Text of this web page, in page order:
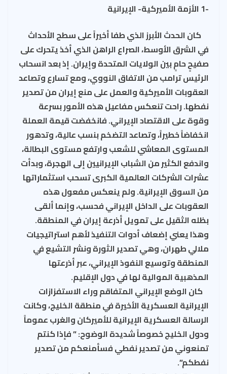
-1 الأزمة الأميركية- الإيرانية
كان الحدث الأبرز الذي طفا أخيراً على سطح الأحداث
في الشرق الأوسط، الصراع الراهن الذي أخذ يتحرك على
صفيحٍ حامٍ بين الولايات المتحدة وإيران. إذ بعد انسحاب
الرئيس ترامب من الاتفاق النووي، ومع تسارع وتصاعد
العقوبات الأميركية والعمل على منع إيران من تصدير
نفطها. راحت تنعكس مفاعيل هذه الأمور بسرعة
وقوة على الاقتصاد الإيراني. فانخفضت قيمة العملة
انخفاضاً خطيراً، وتصاعد التضخم بنسب عالية، وتدهور
المستوى المعاشي للشعب وارتفع مستوى البطالة،
واندفع الكثير من الشباب الإيرانيين إلى الهجرة، وبدأت
عشرات الشركات العالمية الكبرى تسحب استثماراتها
من السوق الإيرانية. ولم ينعكس مفعول هذه
العقوبات على الداخل الإيراني فحسب، وإنما ألقى
بظله الثقيل على تمويل أذرعة إيران في المنطقة.
وهذا يعني إضعاف أدوات التنفيذ لأهم استراتيجيات
ملالي طهران، وهي تصدير الثورة ونشر التشيع في
المنطقة وتوسيع النفوذ الإيراني، عبر أذرعتها
المذهبية الموالية لها في دول الإقليم.
كان الوضع الإيراني المتفاقم وراء الاستفزازات
الإيرانية العسكرية الأخيرة في منطقة الخليج، وكانت
الرسالة العسكرية الإيرانية للأميركان والغرب عموماً
ودول الخليج خصوصاً شديدة الوضوح: ” فإذا كنتم
تمنعوني من تصدير نفطي فسأمنعكم من تصدير
نفطكم”.